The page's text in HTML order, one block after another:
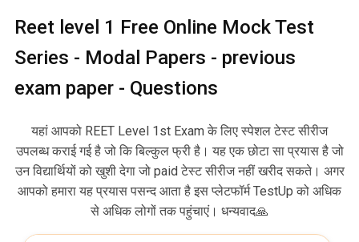
Reet level 1 Free Online Mock Test
Series - Modal Papers - previous
exam paper - Questions
यहां आपको REET Level 1st Exam के लिए स्पेशल टेस्ट सीरीज
उपलब्ध कराई गई है जो कि बिल्कुल फ्री है। यह एक छोटा सा प्रयास है जो
उन विद्यार्थियों को खुशी देगा जो paid टेस्ट सीरीज नहीं खरीद सकते। अगर
आपको हमारा यह प्रयास पसन्द आता है इस प्लेटफॉर्म TestUp को अधिक
से अधिक लोगों तक पहुंचाएं। धन्यवाद🙏